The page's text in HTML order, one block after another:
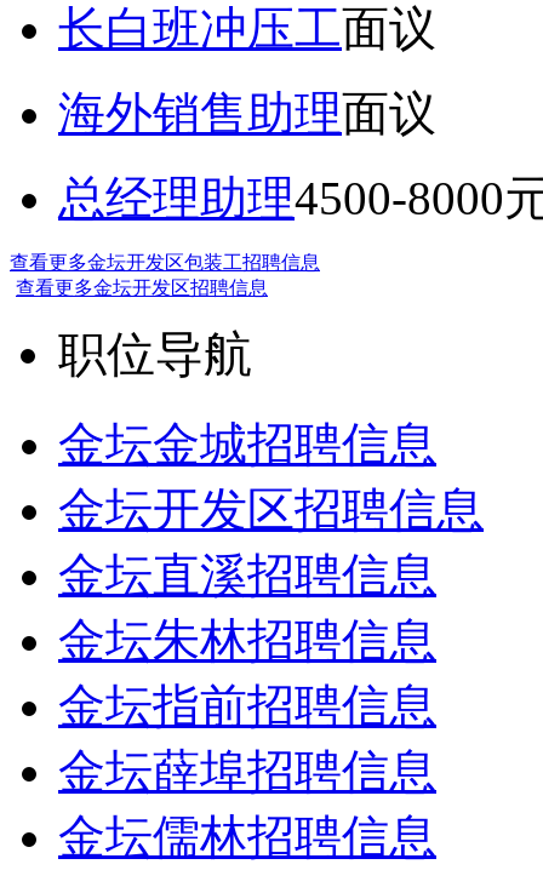
长白班冲压工面议
海外销售助理面议
总经理助理4500-8000
查看更多金坛开发区包装工招聘信息
查看更多金坛开发区招聘信息
职位导航
金坛金城招聘信息
金坛开发区招聘信息
金坛直溪招聘信息
金坛朱林招聘信息
金坛指前招聘信息
金坛薛埠招聘信息
金坛儒林招聘信息